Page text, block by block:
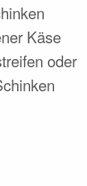
Käse
oder